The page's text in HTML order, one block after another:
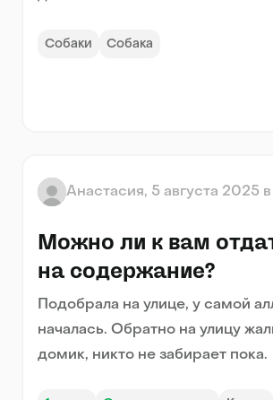
Собаки Собака
Анастасия, 5 августа 2025 в
Можно ли к вам
на содержание?
Подобрала на улице, у самой
началась. Обратно на улицу
домик, никто не забирает пока.